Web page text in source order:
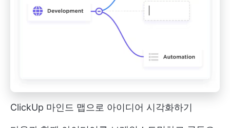
ClickUp 마인드 맵으로 아이디어 시각화하기